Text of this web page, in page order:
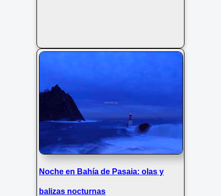
Noche en Bahía de Pasaia: olas y
balizas nocturnas